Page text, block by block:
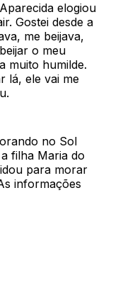
elogiou
Gostei desde a
me beijava,
o meu
muito humilde.
lá, ele vai me
no Sol
filha Maria do
para morar
informações